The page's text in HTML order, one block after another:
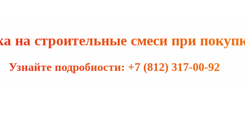
на строительные смеси при
Узнайте подробности: +7 (812) 317-00-92